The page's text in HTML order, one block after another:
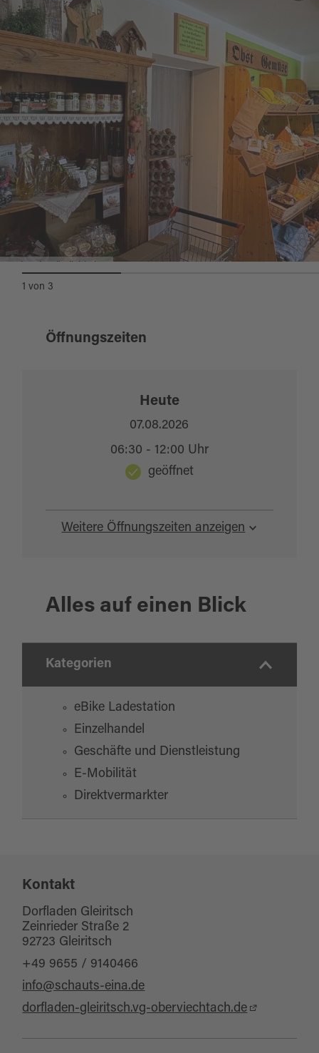
sich in unserer
Übersichtskarte
lassen. Tourenvorschläge und alles
Wissenswerte rund ums Radfahren findet man
hier
.
1 von 3
Öffnungszeiten
Weitere Öffnungszeiten anzeigen
Heute
07.08.2026
06:30 - 12:00 Uhr
geöffnet
Alles auf einen Blick
Kategorien
eBike Ladestation
Einzelhandel
Geschäfte und Dienstleistung
E-Mobilität
Direktvermarkter
Kontakt
Dorfladen Gleiritsch
Zeinrieder Straße 2
92723 Gleiritsch
+49 9655 / 9140466
info@schauts-eina.de
dorfladen-gleiritsch.vg-oberviechtach.de